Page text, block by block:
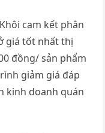
cam kết phân
giá tốt nhất thị
đồng/ sản phẩm
giảm giá đáp
kinh doanh quán